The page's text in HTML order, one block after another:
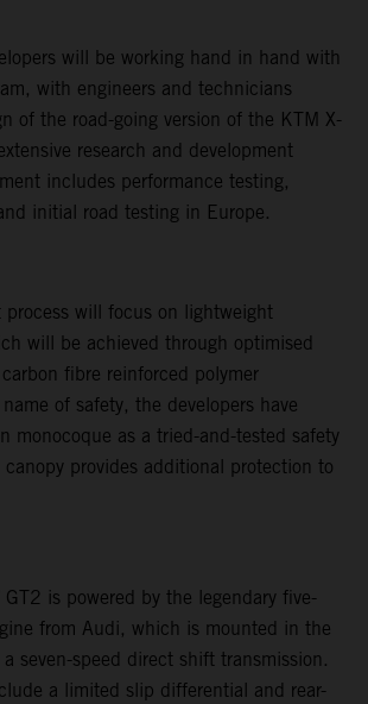
will be working hand in hand with
with engineers and technicians
of the road-going version of the KTM X-
research and development
includes performance testing,
initial road testing in Europe.
process will focus on lightweight
will be achieved through optimised
fibre reinforced polymer
of safety, the developers have
monocoque as a tried-and-tested safety
provides additional protection to
GT2 is powered by the legendary five-
from Audi, which is mounted in the
seven-speed direct shift transmission.
a limited slip differential and rear-